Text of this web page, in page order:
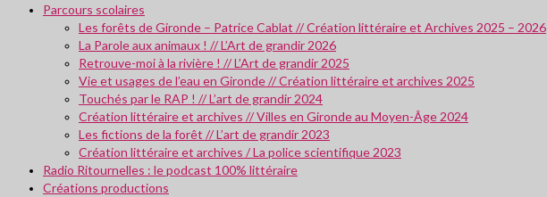
Parcours scolaires
Les forêts de Gironde – Patrice Cablat // Création littéraire et Archives 2025 – 2026
La Parole aux animaux ! // L’Art de grandir 2026
Retrouve-moi à la rivière ! // L’Art de grandir 2025
Vie et usages de l’eau en Gironde // Création littéraire et archives 2025
Touchés par le RAP ! // L’art de grandir 2024
Création littéraire et archives // Villes en Gironde au Moyen-Âge 2024
Les fictions de la forêt // L’art de grandir 2023
Création littéraire et archives / La police scientifique 2023
Radio Ritournelles : le podcast 100% littéraire
Créations productions